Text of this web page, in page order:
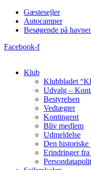
Videre
indhold
Gæstesejler
Autocamper
Besøgende på
Facebook-f
Klub
Klubbladet
Udvalg –
Bestyrelsen
Vedtægter
Kontingent
Bliv medlem
Udmeldelse
Den historiske
Erindringer fra